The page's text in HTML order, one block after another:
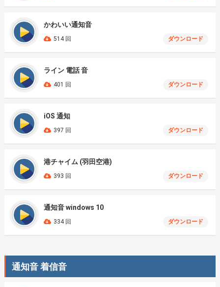
かわいい通知音
514 回 ダウンロード
ライン 電話 音
401 回 ダウンロード
iOS 通知
397 回 ダウンロード
港チャイム (羽田空港)
393 回 ダウンロード
通知音 windows 10
334 回 ダウンロード
通知音 着信音